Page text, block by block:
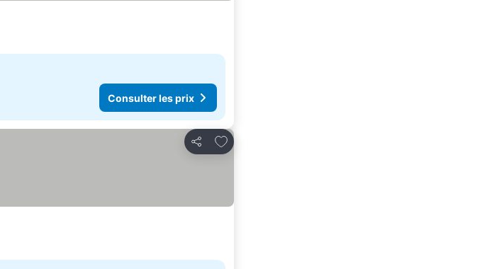
Consulter les prix
Partager
Ajouter à mes favoris